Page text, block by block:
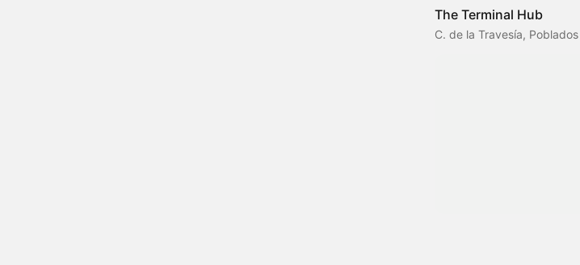
The Terminal Hub
C. de la Travesía,